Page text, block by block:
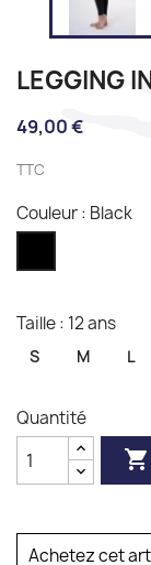
LEGGING
49,00 €
TTC
Couleur : Black
Taille : 12 ans
S M L
Quantité

Achetez cet